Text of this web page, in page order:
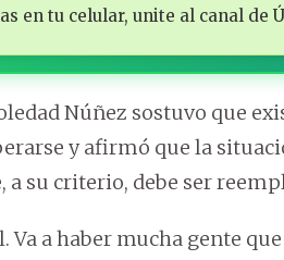
en tu celular, unite al canal de
Núñez sostuvo que
y afirmó que la
a su criterio, debe ser
Va a haber mucha gente